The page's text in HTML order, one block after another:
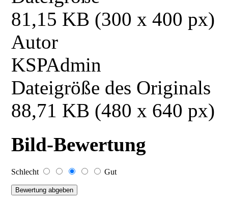
81,15 KB (300 x 400 px)
Autor
KSPAdmin
Dateigröße des Originals
88,71 KB (480 x 640 px)
Bild-Bewertung
Schlecht Gut